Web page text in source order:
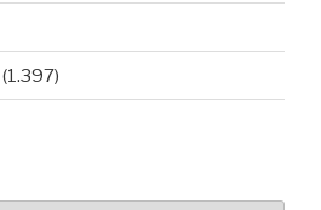
(1.397)